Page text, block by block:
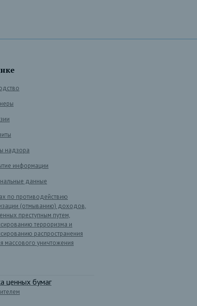
надзора
информации
данные
по противодействию
(отмыванию) доходов,
преступным путем,
терроризма и
распространения
массового уничтожения
ценных бумаг